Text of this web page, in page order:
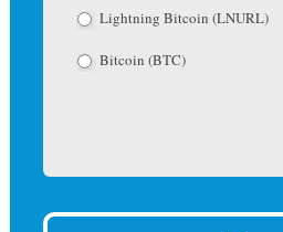
Lightning Bitcoin (LNURL)
Bitcoin (BTC)